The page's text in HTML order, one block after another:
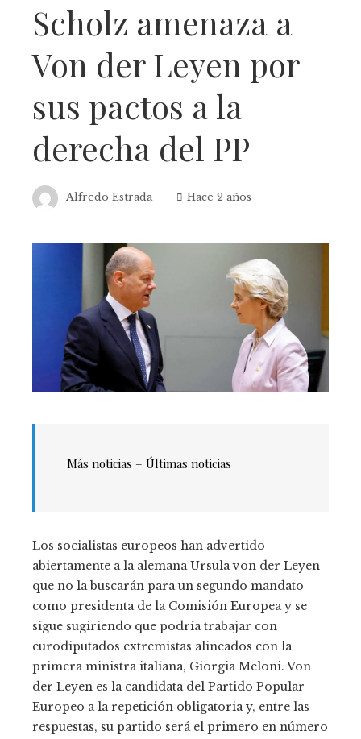
Scholz amenaza a
Von der Leyen por
sus pactos a la
derecha del PP
Alfredo Estrada Hace 2 años
Más noticias – Últimas noticias
Los socialistas europeos han advertido
abiertamente a la alemana Ursula von der Leyen
que no la buscarán para un segundo mandato
como presidenta de la Comisión Europea y se
sigue sugiriendo que podría trabajar con
eurodiputados extremistas alineados con la
primera ministra italiana, Giorgia Meloni. Von
der Leyen es la candidata del Partido Popular
Europeo a la repetición obligatoria y, entre las
respuestas, su partido será el primero en número